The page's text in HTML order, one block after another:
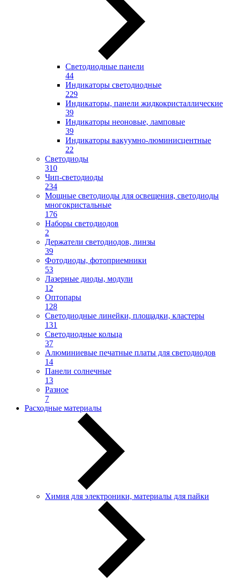
Светодиодные панели
44
Индикаторы светодиодные
229
Индикаторы, панели жидкокристаллические
39
Индикаторы неоновые, ламповые
39
Индикаторы вакуумно-люминисцентные
22
Светодиоды
310
Чип-светодиоды
234
Мощные светодиоды для освещения, светодиоды
многокристальные
176
Наборы светодиодов
2
Держатели светодиодов, линзы
39
Фотодиоды, фотоприемники
53
Лазерные диоды, модули
12
Оптопары
128
Светодиодные линейки, площадки, кластеры
131
Светодиодные кольца
37
Алюминиевые печатные платы для светодиодов
14
Панели солнечные
13
Разное
7
Расходные материалы
Химия для электроники, материалы для пайки